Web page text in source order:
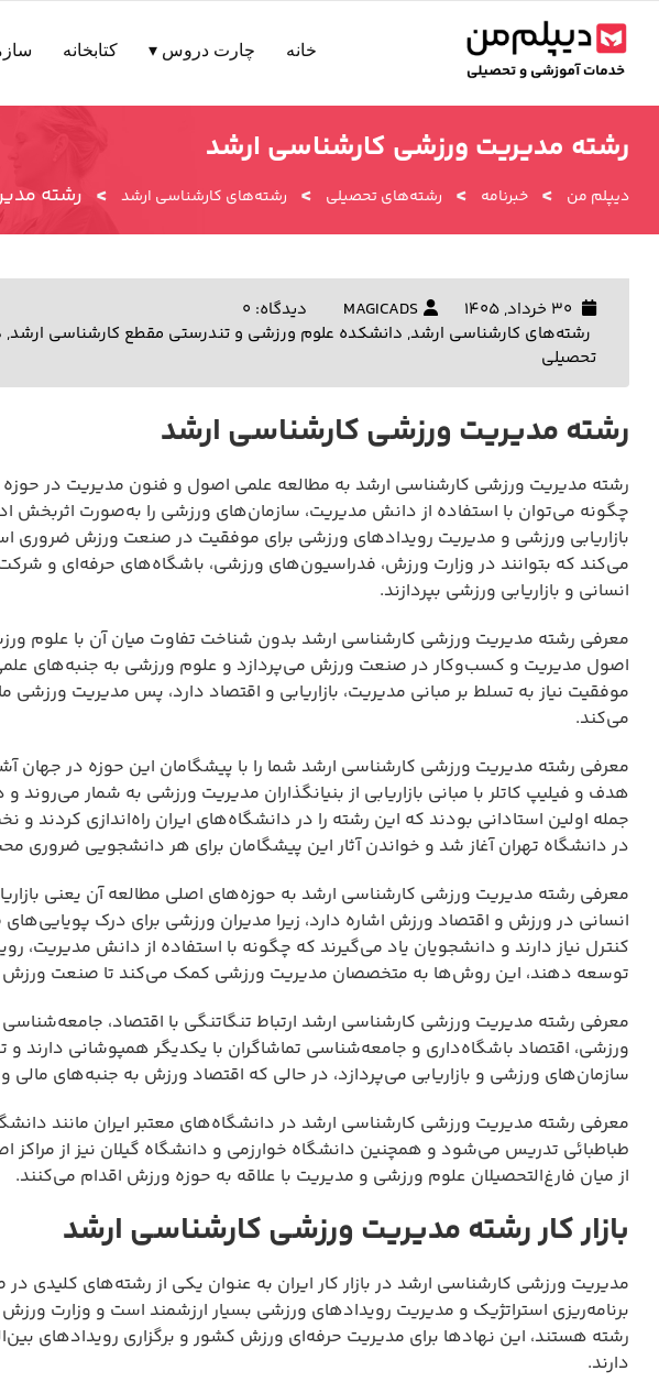
محتوا
خانه چارت دروس ▾ کتابخانه
رشته مدیریت ورزشی کارشناسی ارشد
دیپلم من > خبرنامه > رشته‌های تحصیلی > رشته‌های کارشناسی ارشد > رشته
MAGICADS
دیدگاه: 0
رشته‌های کارشناسی ارشد, دانشکده علوم ورزشی و تندرستی مقطع کارشناسی ارشد,
تحصیلی
رشته مدیریت ورزشی کارشناسی ارشد
رشته مدیریت ورزشی کارشناسی ارشد به مطالعه علمی اصول و فنون مدیریت در
چگونه می‌توان با استفاده از دانش مدیریت، سازمان‌های ورزشی را به‌صورت اثربخش
بازاریابی ورزشی و مدیریت رویدادهای ورزشی برای موفقیت در صنعت ورزش
می‌کند که بتوانند در وزارت ورزش، فدراسیون‌های ورزشی، باشگاه‌های حرفه‌ای و
انسانی و بازاریابی ورزشی بپردازند.
معرفی رشته مدیریت ورزشی کارشناسی ارشد بدون شناخت تفاوت میان آن با علوم
اصول مدیریت و کسب‌وکار در صنعت ورزش می‌پردازد و علوم ورزشی به جنبه‌های
موفقیت نیاز به تسلط بر مبانی مدیریت، بازاریابی و اقتصاد دارد، پس مدیریت
می‌کند.
معرفی رشته مدیریت ورزشی کارشناسی ارشد شما را با پیشگامان این حوزه در جهان
هدف و فیلیپ کاتلر با مبانی بازاریابی از بنیانگذاران مدیریت ورزشی به شمار
در دانشگاه تهران آغاز شد و خواندن آثار این پیشگامان برای هر دانشجویی
معرفی رشته مدیریت ورزشی کارشناسی ارشد به حوزه‌های اصلی مطالعه آن یعنی
انسانی در ورزش و اقتصاد ورزش اشاره دارد، زیرا مدیران ورزشی برای درک
کنترل نیاز دارند و دانشجویان یاد می‌گیرند که چگونه با استفاده از دانش مدیریت،
توسعه دهند، این روش‌ها به متخصصان مدیریت ورزشی کمک می‌کند تا صنعت ورزش
معرفی رشته مدیریت ورزشی کارشناسی ارشد ارتباط تنگاتنگی با اقتصاد،
ورزشی، اقتصاد باشگاه‌داری و جامعه‌شناسی تماشاگران با یکدیگر همپوشانی دارند
سازمان‌های ورزشی و بازاریابی می‌پردازد، در حالی که اقتصاد ورزش به جنبه‌های مالی
معرفی رشته مدیریت ورزشی کارشناسی ارشد در دانشگاه‌های معتبر ایران مانند
طباطبائی تدریس می‌شود و همچنین دانشگاه خوارزمی و دانشگاه گیلان نیز از مراکز
از میان فارغ‌التحصیلان علوم ورزشی و مدیریت با علاقه به حوزه ورزش اقدام می‌کنند.
بازار کار رشته مدیریت ورزشی کارشناسی ارشد
مدیریت ورزشی کارشناسی ارشد در بازار کار ایران به عنوان یکی از رشته‌های
برنامه‌ریزی استراتژیک و مدیریت رویدادهای ورزشی بسیار ارزشمند است و وزارت ورزش
رشته هستند، این نهادها برای مدیریت حرفه‌ای ورزش کشور و برگزاری رویدادهای
دارند.